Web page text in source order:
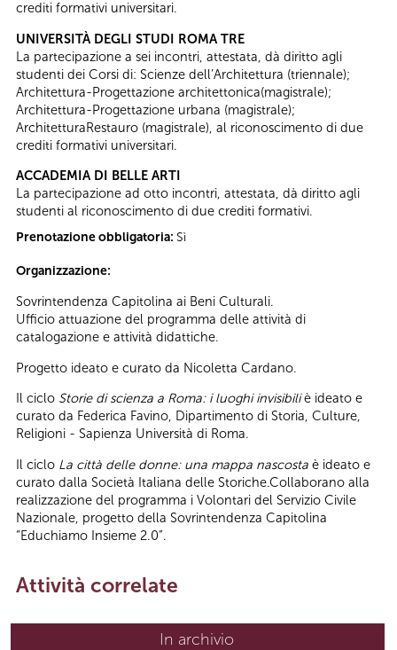
crediti formativi universitari.
UNIVERSITÀ DEGLI STUDI ROMA TRE
La partecipazione a sei incontri, attestata, dà diritto agli
studenti dei Corsi di: Scienze dell’Architettura (triennale);
Architettura-Progettazione architettonica(magistrale);
Architettura-Progettazione urbana (magistrale);
ArchitetturaRestauro (magistrale), al riconoscimento di due
crediti formativi universitari.
ACCADEMIA DI BELLE ARTI
La partecipazione ad otto incontri, attestata, dà diritto agli
studenti al riconoscimento di due crediti formativi.
Prenotazione obbligatoria: Sì
Organizzazione:
Sovrintendenza Capitolina ai Beni Culturali.
Ufficio attuazione del programma delle attività di
catalogazione e attività didattiche.
Progetto ideato e curato da Nicoletta Cardano.
Il ciclo Storie di scienza a Roma: i luoghi invisibiliè ideato e
curato da Federica Favino, Dipartimento di Storia, Culture,
Religioni - Sapienza Università di Roma.
Il ciclo La città delle donne: una mappa nascosta è ideato e
curato dalla Società Italiana delle Storiche.Collaborano alla
realizzazione del programma i Volontari del Servizio Civile
Nazionale, progetto della Sovrintendenza Capitolina
“Educhiamo Insieme 2.0”.
Attività correlate
In archivio